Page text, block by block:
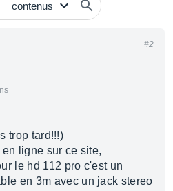
#2
trop tard!!!)
ligne sur ce site,
le hd 112 pro c'est un
en 3m avec un jack stereo